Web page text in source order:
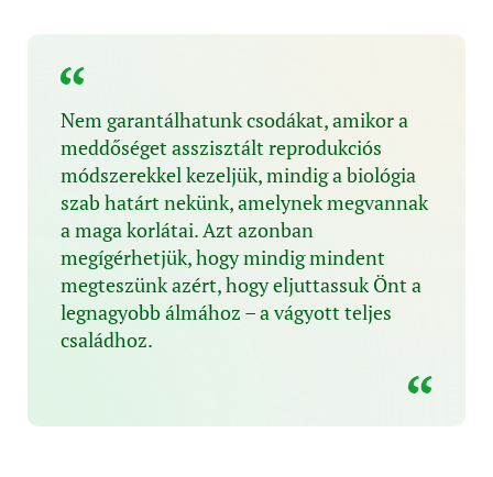
Nem garantálhatunk csodákat, amikor a
meddőséget asszisztált reprodukciós
módszerekkel kezeljük, mindig a biológia
szab határt nekünk, amelynek megvannak
a maga korlátai. Azt azonban
megígérhetjük, hogy mindig mindent
megteszünk azért, hogy eljuttassuk Önt a
legnagyobb álmához – a vágyott teljes
családhoz.